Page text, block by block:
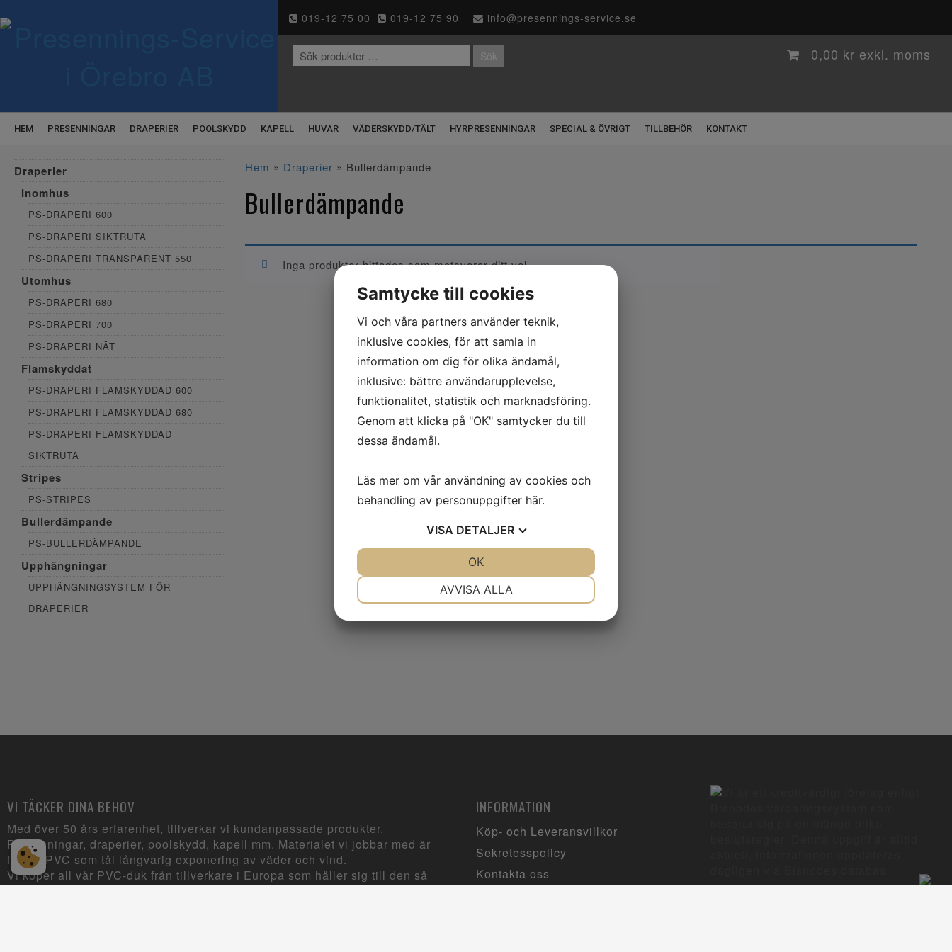
019-12 75 00 019-12 75 90 info@presennings-service.se
Sök 0,00 kr
HEM PRESENNINGAR DRAPERIER POOLSKYDD KAPELL HUVAR VÄDERSKYDD/TÄLT HYRPRESENNINGAR SPECIAL & ÖVRIGT TILLBEHÖR KONTAKT
Hem » Draperier » Bullerdämpande
Bullerdämpande
Inga produkter hittades som motsvarar ditt val.
Draperier
Inomhus
PS-DRAPERI 600
PS-DRAPERI SIKTRUTA
PS-DRAPERI TRANSPARENT 550
Utomhus
PS-DRAPERI 680
PS-DRAPERI 700
PS-DRAPERI NÄT
Flamskyddat
PS-DRAPERI FLAMSKYDDAD 600
PS-DRAPERI FLAMSKYDDAD 680
PS-DRAPERI FLAMSKYDDAD
SIKTRUTA
Stripes
PS-STRIPES
Bullerdämpande
PS-BULLERDÄMPANDE
Upphängningar
UPPHÄNGNINGSYSTEM FÖR
DRAPERIER
VI TÄCKER DINA BEHOV
Med över 50 års erfarenhet, tillverkar vi kundanpassade produkter.
Presenningar, draperier, poolskydd, kapell mm. Materialet vi jobbar med är
främst PVC som tål långvarig exponering av väder och vind.
Vi köper all vår PVC-duk från tillverkare i Europa som håller sig till den så
kallade REACH-förordningen om godkända kemikalier.
INFORMATION
Köp- och Leveransvillkor
Sekretesspolicy
Kontakta oss
Samtycke till cookies
Vi och våra partners använder teknik,
inklusive cookies, för att samla in
information om dig för olika ändamål,
inklusive: bättre användarupplevelse,
funktionalitet, statistik och marknadsföring.
Genom att klicka på "OK" samtycker du till
dessa ändamål.
Läs mer om vår användning av cookies och
behandling av personuppgifter här.
VISA DETALJER
AVVISA ALLA
OK